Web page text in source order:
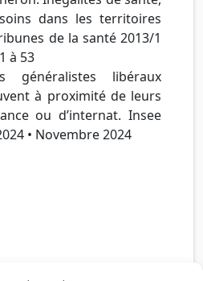
dans les territoires
de la santé 2013/1
à 53
généralistes libéraux
à proximité de leurs
ou d’internat. Insee
• Novembre 2024